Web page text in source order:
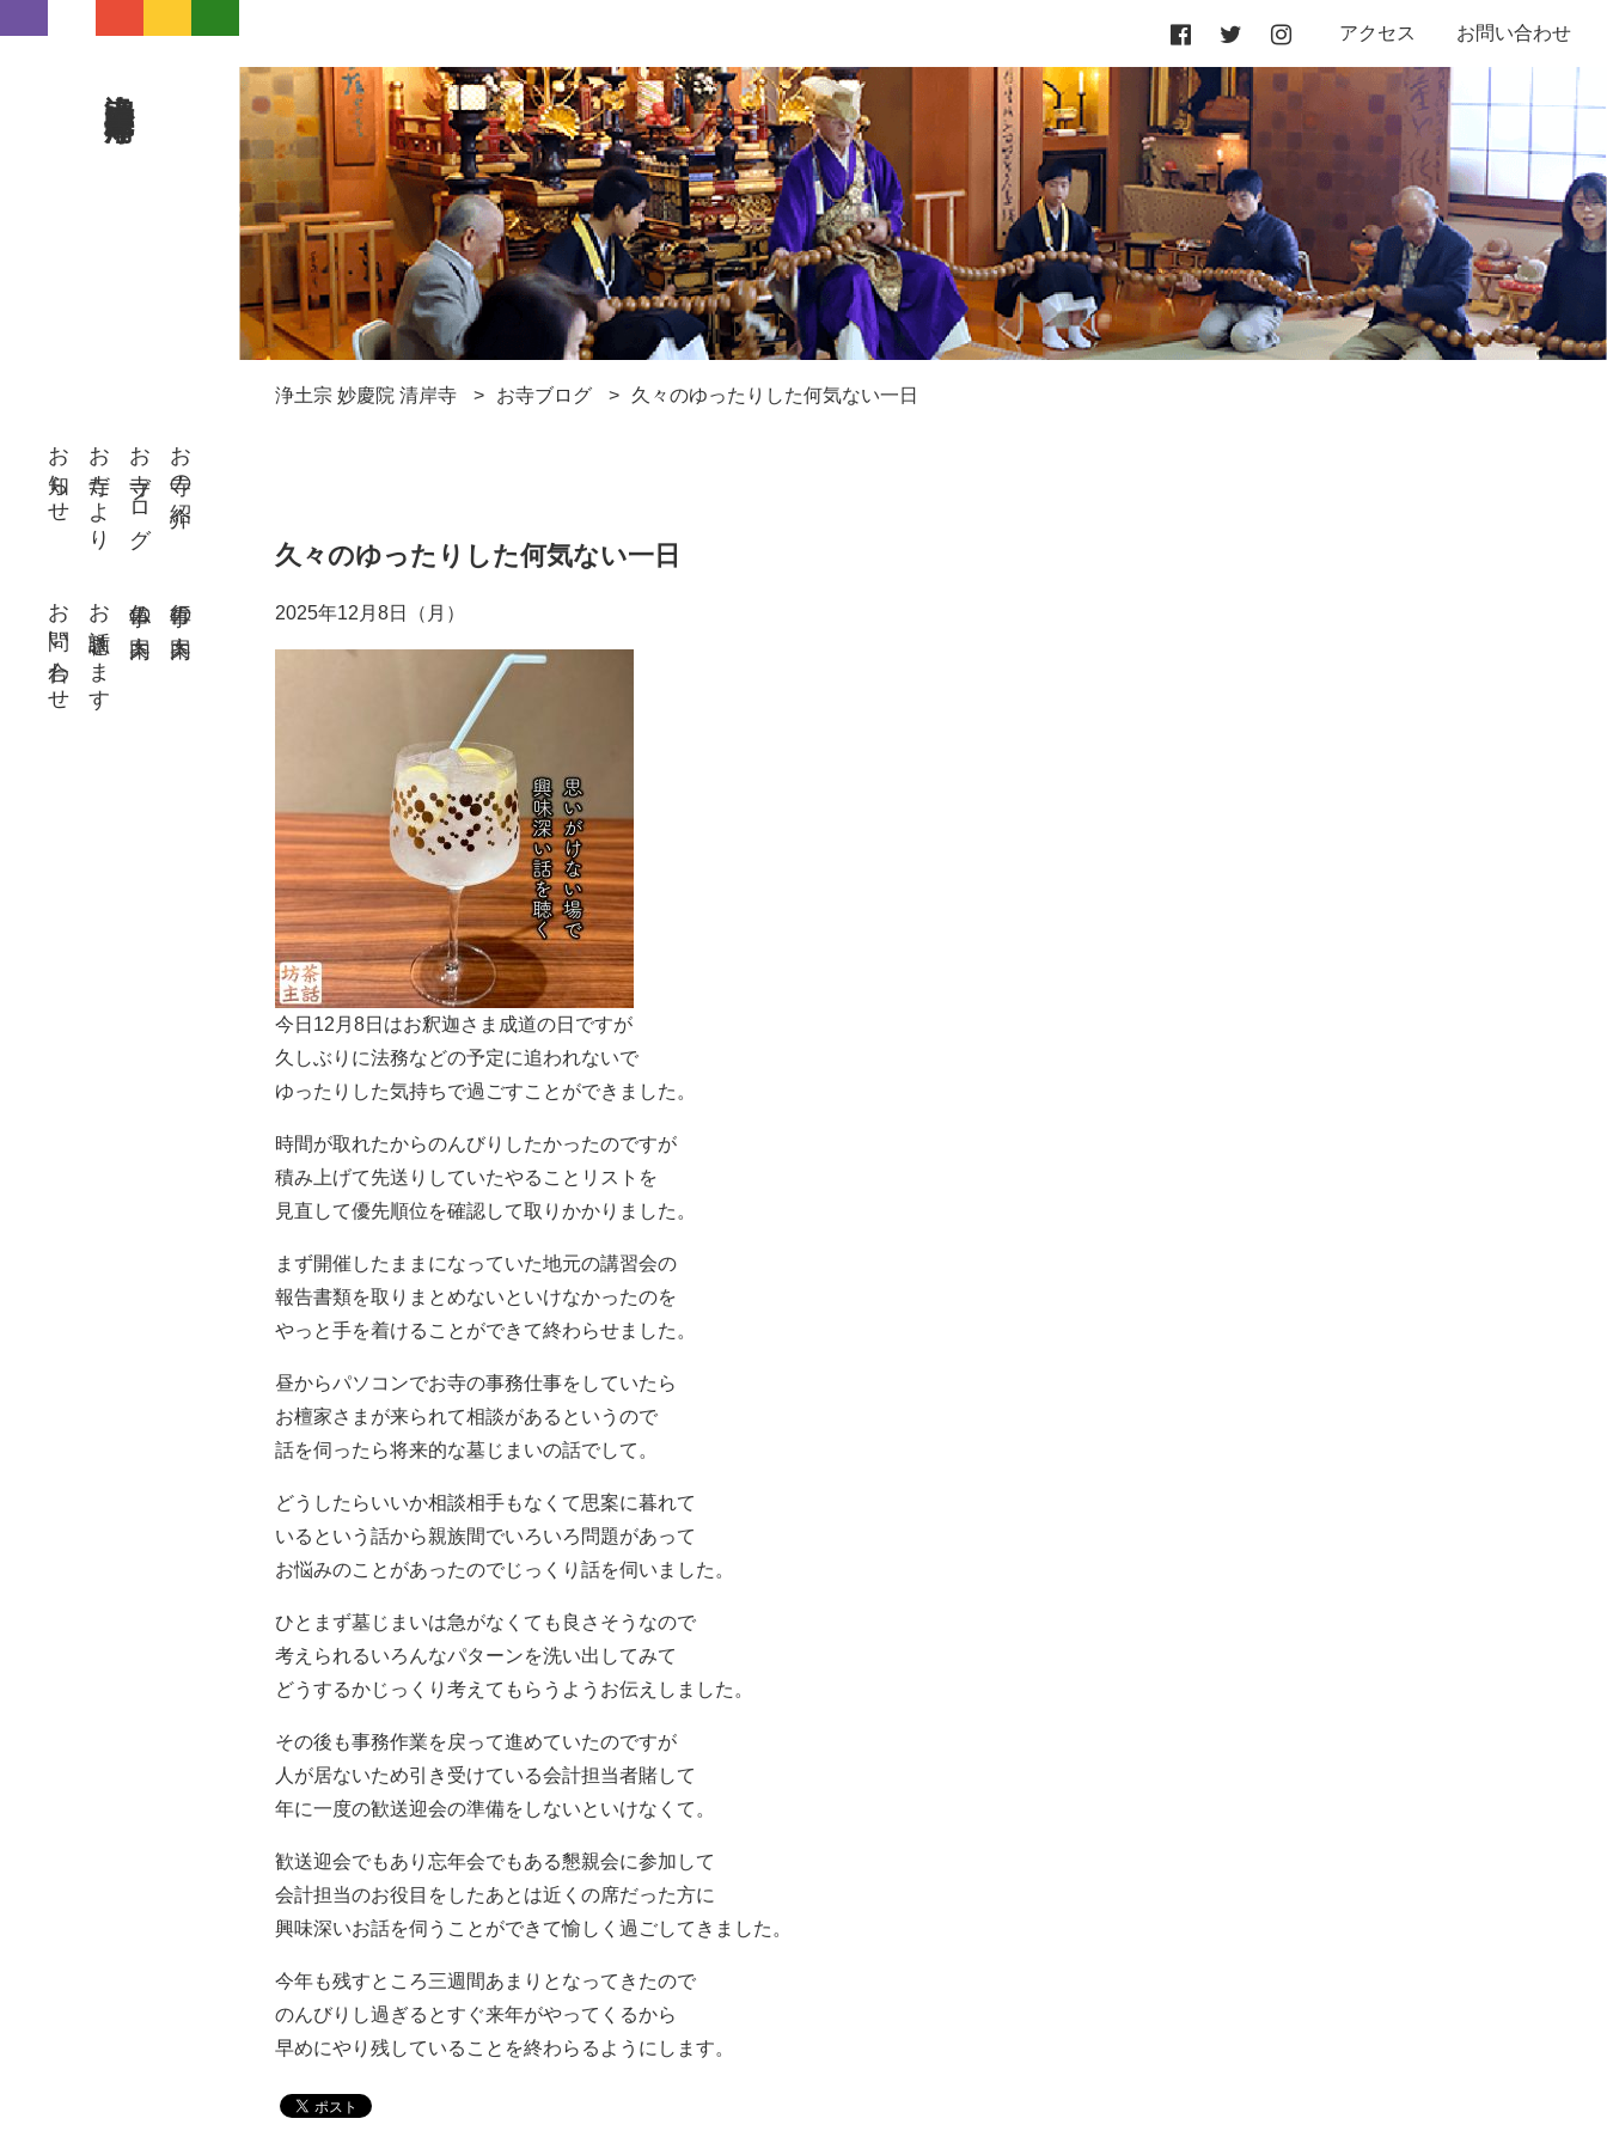
お寺の紹介
お寺ブログ
お寺だより
お知らせ
行事の案内
仏事の案内
お話聴きます
お問い合わせ
アクセス お問い合わせ
浄土宗 妙慶院 清岸寺 お寺ブログ 久々のゆったりした何気ない一日
久々のゆったりした何気ない一日
2025年12月8日（月）
今日12月8日はお釈迦さま成道の日ですが
久しぶりに法務などの予定に追われないで
ゆったりした気持ちで過ごすことができました。
時間が取れたからのんびりしたかったのですが
積み上げて先送りしていたやることリストを
見直して優先順位を確認して取りかかりました。
まず開催したままになっていた地元の講習会の
報告書類を取りまとめないといけなかったのを
やっと手を着けることができて終わらせました。
昼からパソコンでお寺の事務仕事をしていたら
お檀家さまが来られて相談があるというので
話を伺ったら将来的な墓じまいの話でして。
どうしたらいいか相談相手もなくて思案に暮れて
いるという話から親族間でいろいろ問題があって
お悩みのことがあったのでじっくり話を伺いました。
ひとまず墓じまいは急がなくても良さそうなので
考えられるいろんなパターンを洗い出してみて
どうするかじっくり考えてもらうようお伝えしました。
その後も事務作業を戻って進めていたのですが
人が居ないため引き受けている会計担当者賭して
年に一度の歓送迎会の準備をしないといけなくて。
歓送迎会でもあり忘年会でもある懇親会に参加して
会計担当のお役目をしたあとは近くの席だった方に
興味深いお話を伺うことができて愉しく過ごしてきました。
今年も残すところ三週間あまりとなってきたので
のんびりし過ぎるとすぐ来年がやってくるから
早めにやり残していることを終わらるようにします。